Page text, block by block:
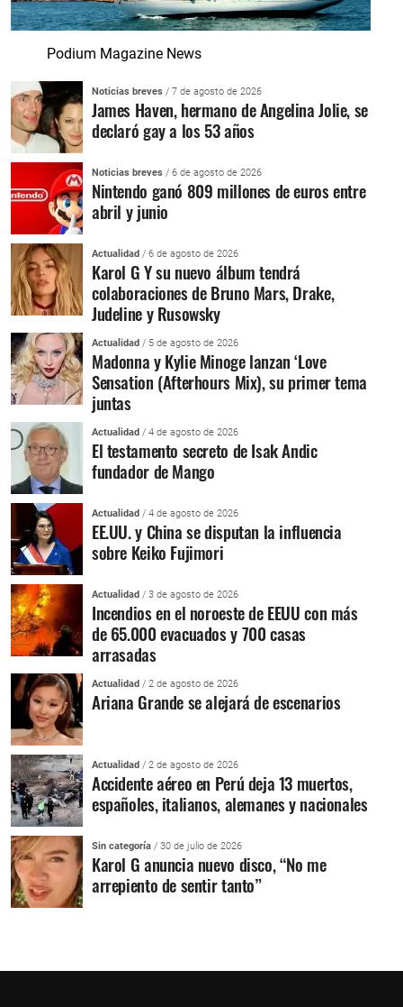
Podium Magazine News
Noticias breves / 7 de agosto de 2026
James Haven, hermano de Angelina Jolie, se
declaró gay a los 53 años
Noticias breves / 6 de agosto de 2026
Nintendo ganó 809 millones de euros entre
abril y junio
Actualidad / 6 de agosto de 2026
Karol G Y su nuevo álbum tendrá
colaboraciones de Bruno Mars, Drake,
Judeline y Rusowsky
Actualidad / 5 de agosto de 2026
Madonna y Kylie Minoge lanzan ‘Love
Sensation (Afterhours Mix), su primer tema
juntas
Actualidad / 4 de agosto de 2026
El testamento secreto de Isak Andic
fundador de Mango
Actualidad / 4 de agosto de 2026
EE.UU. y China se disputan la influencia
sobre Keiko Fujimori
Actualidad / 3 de agosto de 2026
Incendios en el noroeste de EEUU con más
de 65.000 evacuados y 700 casas
arrasadas
Actualidad / 2 de agosto de 2026
Ariana Grande se alejará de escenarios
Actualidad / 2 de agosto de 2026
Accidente aéreo en Perú deja 13 muertos,
españoles, italianos, alemanes y nacionales
Sin categoría / 30 de julio de 2026
Karol G anuncia nuevo disco, “No me
arrepiento de sentir tanto”